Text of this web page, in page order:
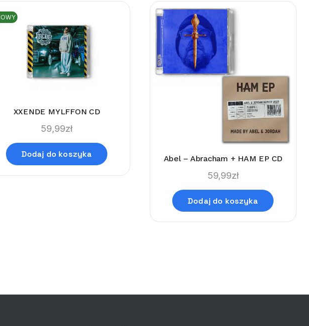
XXENDE MYLFFON CD
59,99zł
Dodaj do koszyka Abel – Abracham + HAM EP CD
59,99zł
Dodaj do koszyka